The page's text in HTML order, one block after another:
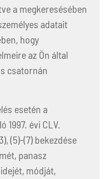
a megkeresésében
adatait
hogy
az Ön által
csatornán
esetén a
1997. évi CLV.
(5)-(7) bekezdése
panasz
módját,